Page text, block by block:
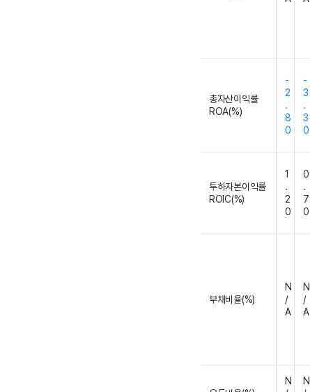
총자산이익률
ROA(%)
-
2
.
8
0
-
3
.
3
0
투하자본이익률
ROIC(%)
1
.
2
0
0
.
7
0
부채비율(%)
N
/
A
N
/
A
N
N